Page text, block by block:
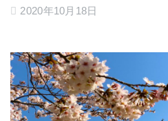
2020年10月18日